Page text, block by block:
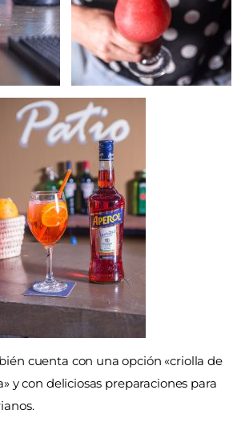
cuenta con una opción «criolla de
y con deliciosas preparaciones para